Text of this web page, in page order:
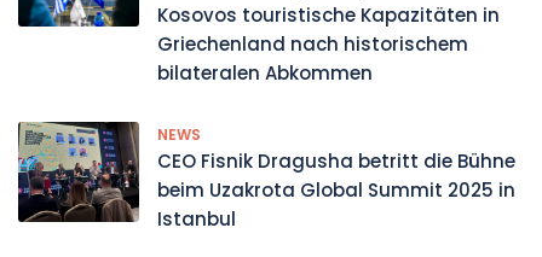
Kosovos touristische Kapazitäten in
Griechenland nach historischem
bilateralen Abkommen
NEWS
CEO Fisnik Dragusha betritt die Bühne
beim Uzakrota Global Summit 2025 in
Istanbul